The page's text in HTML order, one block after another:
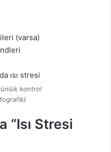
(varsa)
kontrol
“Isı Stresi